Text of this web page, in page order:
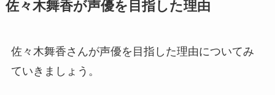
佐々木舞香が声優を目指した理由
佐々木舞香さんが声優を目指した理由についてみ
ていきましょう。